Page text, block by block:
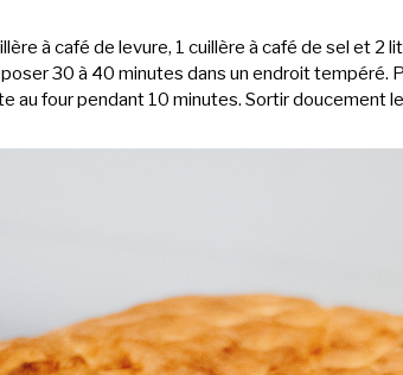
à café de levure, 1 cuillère à café de sel et 2
30 à 40 minutes dans un endroit tempéré.
au four pendant 10 minutes. Sortir doucement